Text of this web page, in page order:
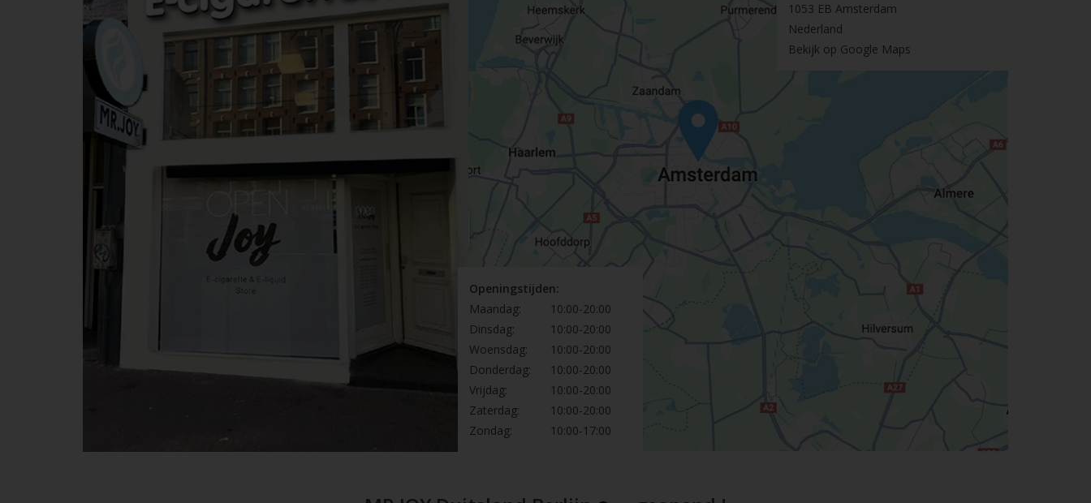
1053 EB Amsterdam
Nederland
Bekijk op Google Maps
Openingstijden:
Maandag:
10:00-20:00
Dinsdag:
10:00-20:00
Woensdag:
10:00-20:00
Donderdag:
10:00-20:00
Vrijdag:
10:00-20:00
Zaterdag:
10:00-20:00
Zondag:
10:00-17:00